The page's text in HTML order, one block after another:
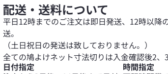
配送・送料について
平日12時までのご注文は即日発送、12時以降
送。
（土日祝日の発送は致しておりません。）
全ての鳩よけネット寸法切りは入金確認後2、
日付指定
時間指定